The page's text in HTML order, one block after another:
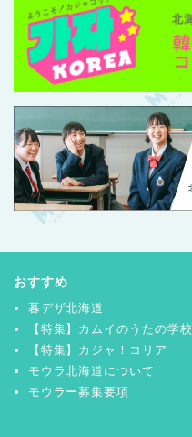
おすすめ
暮デザ北海道
【特集】カムイのうたの学校
【特集】カジャ！コリア
モウラ北海道について
モウラー募集要項